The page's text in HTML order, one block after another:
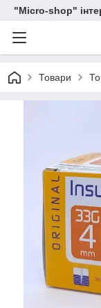
"Micro-shop"
Товари